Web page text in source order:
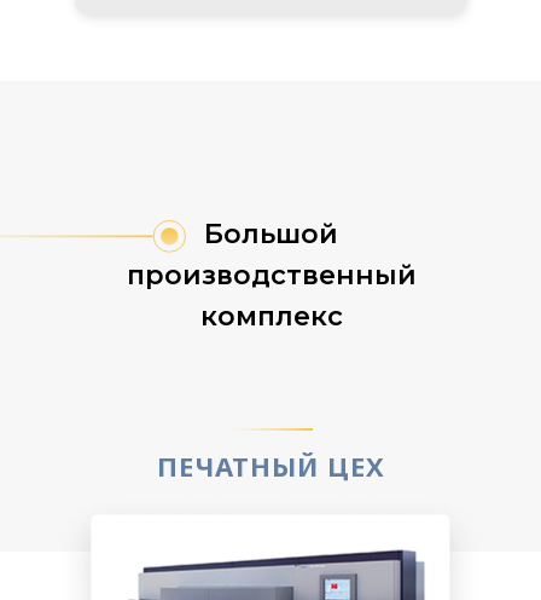
Большой
производственный
комплекс
ПЕЧАТНЫЙ ЦЕХ